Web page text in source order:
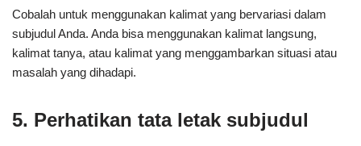
Cobalah untuk menggunakan kalimat yang bervariasi dalam
subjudul Anda. Anda bisa menggunakan kalimat langsung,
kalimat tanya, atau kalimat yang menggambarkan situasi atau
masalah yang dihadapi.
5. Perhatikan tata letak subjudul